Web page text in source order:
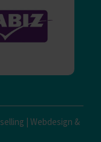
| Webdesign &